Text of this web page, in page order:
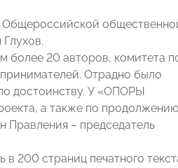
Общероссийской
более 20 авторов, комитета
Отрадно было
достоинству. У «ОПОРЫ
а также по продолжению
Правления – председатель
в 200 страниц печатного